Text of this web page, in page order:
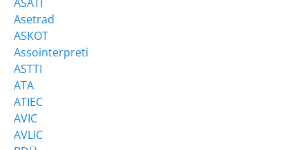
Asetrad
ASKOT
Assointerpreti
ASTTI
ATA
ATIEC
AVIC
AVLIC